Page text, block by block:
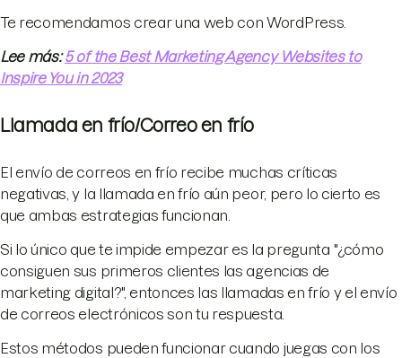
Te recomendamos crear una web con WordPress.
Lee más:5 of the Best Marketing Agency Websites to
Inspire You in 2023
Llamada en frío/Correo en frío
El envío de correos en frío recibe muchas críticas
negativas, y la llamada en frío aún peor, pero lo cierto es
que ambas estrategias funcionan.
Si lo único que te impide empezar es la pregunta "¿cómo
consiguen sus primeros clientes las agencias de
marketing digital?", entonces las llamadas en frío y el envío
de correos electrónicos son tu respuesta.
Estos métodos pueden funcionar cuando juegas con los